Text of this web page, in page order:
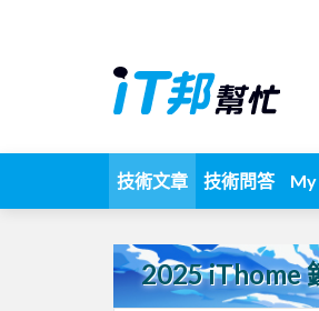
技術文章 技術問答
2025 iThome